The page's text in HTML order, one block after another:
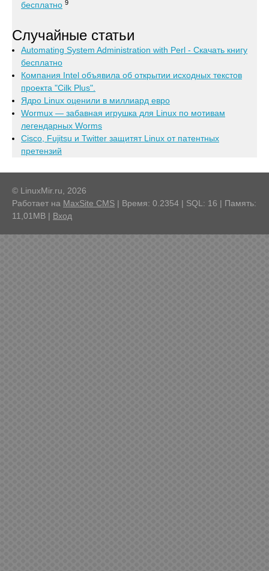
бесплатно 9
Случайные статьи
Automating System Administration with Perl - Скачать книгу
бесплатно
Компания Intel объявила об открытии исходных текстов
проекта "Cilk Plus".
Ядро Linux оценили в миллиард евро
Wormux — забавная игрушка для Linux по мотивам
легендарных Worms
Cisco, Fujitsu и Twitter защитят Linux от патентных
претензий
© LinuxMir.ru, 2026
Работает на MaxSite CMS | Время: 0.2354 | SQL: 16 | Память:
11,01MB | Вход